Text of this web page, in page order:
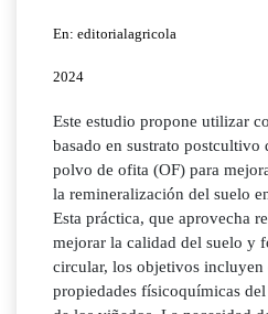
En: editorialagricola
2024
Este estudio propone utilizar
basado en sustrato
polvo de ofita (OF) para
la remineralización del suelo
Esta práctica, que aprovecha
mejorar la calidad del suelo y
circular, los objetivos incluyen
propiedades físicoquímicas